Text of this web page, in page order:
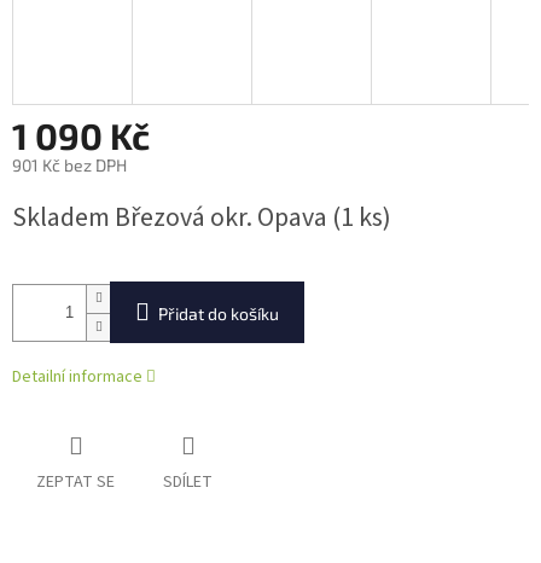
1 090 Kč
901 Kč bez DPH
cena:
Skladem Březová okr. Opava (1 ks)
Přidat do košíku
Detailní informace
ZEPTAT SE SDÍLET